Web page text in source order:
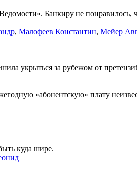
Банкиру не понравилось,
, Малофеев Константин, Мейер
укрыться за рубежом от
«абонентскую» плату
куда шире.